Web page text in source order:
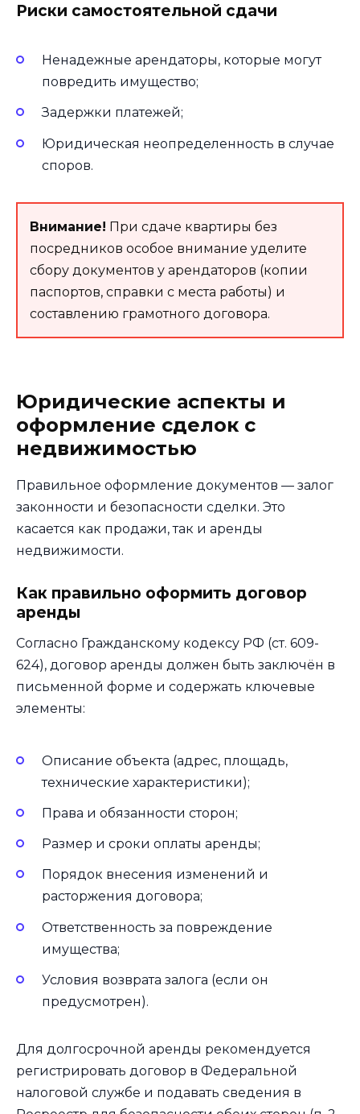
Риски самостоятельной сдачи
Ненадежные арендаторы, которые могут
повредить имущество;
Задержки платежей;
Юридическая неопределенность в случае
споров.
Внимание! При сдаче квартиры без
посредников особое внимание уделите
сбору документов у арендаторов (копии
паспортов, справки с места работы) и
составлению грамотного договора.
Юридические аспекты и
оформление сделок с
недвижимостью
Правильное оформление документов — залог
законности и безопасности сделки. Это
касается как продажи, так и аренды
недвижимости.
Как правильно оформить договор
аренды
Согласно Гражданскому кодексу РФ (ст. 609-
624), договор аренды должен быть заключён в
письменной форме и содержать ключевые
элементы:
Описание объекта (адрес, площадь,
технические характеристики);
Права и обязанности сторон;
Размер и сроки оплаты аренды;
Порядок внесения изменений и
расторжения договора;
Ответственность за повреждение
имущества;
Условия возврата залога (если он
предусмотрен).
Для долгосрочной аренды рекомендуется
регистрировать договор в Федеральной
налоговой службе и подавать сведения в